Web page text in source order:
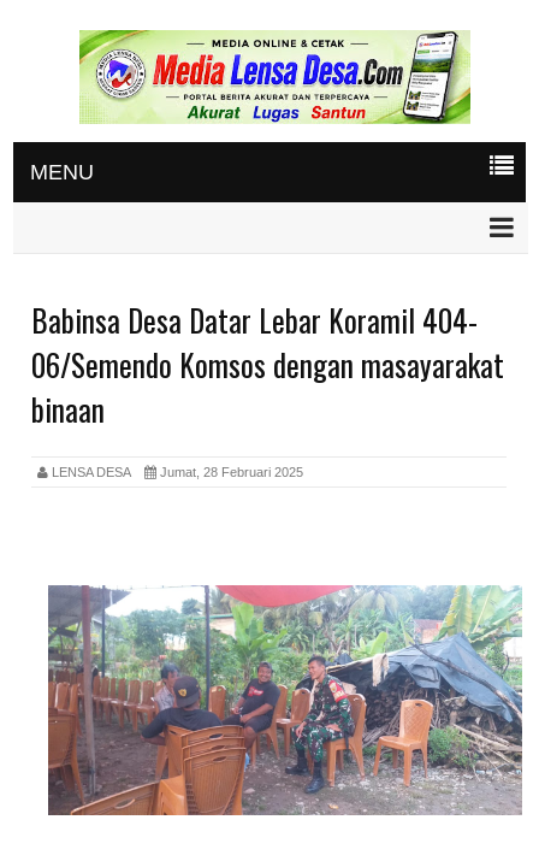
MENU
Babinsa Desa Datar Lebar Koramil 404-
06/Semendo Komsos dengan masayarakat
binaan
LENSA DESA Jumat, 28 Februari 2025